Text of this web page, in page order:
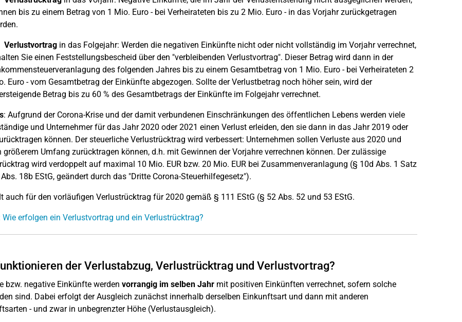
bis zu einem Betrag von 1 Mio. Euro - bei Verheirateten bis zu 2 Mio. Euro - in das Vorjahr zurückgetragen
Verlustvortragin das Folgejahr: Werden die negativen Einkünfte nicht oder nicht vollständig im Vorjahr verrechnet,
Sie einen Feststellungsbescheid über den "verbleibenden Verlustvortrag". Dieser Betrag wird dann in der
des folgenden Jahres bis zu einem Gesamtbetrag von 1 Mio. Euro - bei Verheirateten 2
Euro - vom Gesamtbetrag der Einkünfte abgezogen. Sollte der Verlustbetrag noch höher sein, wird der
Betrag bis zu 60 % des Gesamtbetrags der Einkünfte im Folgejahr verrechnet.
: Aufgrund der Corona-Krise und der damit verbundenen Einschränkungen des öffentlichen Lebens werden viele
und Unternehmer für das Jahr 2020 oder 2021 einen Verlust erleiden, den sie dann in das Jahr 2019 oder
können. Der steuerliche Verlustrücktrag wird verbessert: Unternehmen sollen Verluste aus 2020 und
größerem Umfang zurücktragen können, d.h. mit Gewinnen der Vorjahre verrechnen können. Der zulässige
wird verdoppelt auf maximal 10 Mio. EUR bzw. 20 Mio. EUR bei Zusammenveranlagung (§ 10d Abs. 1 Satz
18b EStG, geändert durch das "Dritte Corona-Steuerhilfegesetz").
auch für den vorläufigen Verlustrücktrag für 2020 gemäß § 111 EStG (§ 52 Abs. 52 und 53 EStG.
Wie erfolgen ein Verlustvortrag und ein Verlustrücktrag?
der Verlustabzug, Verlustrücktrag und Verlustvortrag?
bzw. negative Einkünfte werden vorrangig im selben Jahrmit positiven Einkünften verrechnet, sofern solche
sind. Dabei erfolgt der Ausgleich zunächst innerhalb derselben Einkunftsart und dann mit anderen
- und zwar in unbegrenzter Höhe (Verlustausgleich).